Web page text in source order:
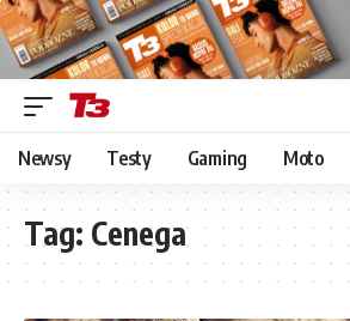
Newsy Testy Gaming Moto
Tag: Cenega